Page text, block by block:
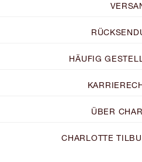
HÄUFIG
ÜBER
CHARLOTTE